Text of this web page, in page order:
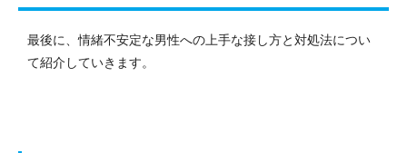
最後に、情緒不安定な男性への上手な接し方と対処法につい
て紹介していきます。